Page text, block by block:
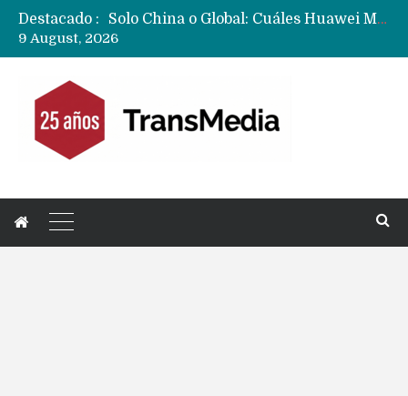
Destacado :
Solo China o Global: Cuáles Huawei MateBook, MatePad y Nova llegarán a Europa y LATAM?
Fabricantes suben precios de teléfonos y ganan más dinero en un mercado donde Xiaomi alerta por no mejorar ventas
9 August, 2026